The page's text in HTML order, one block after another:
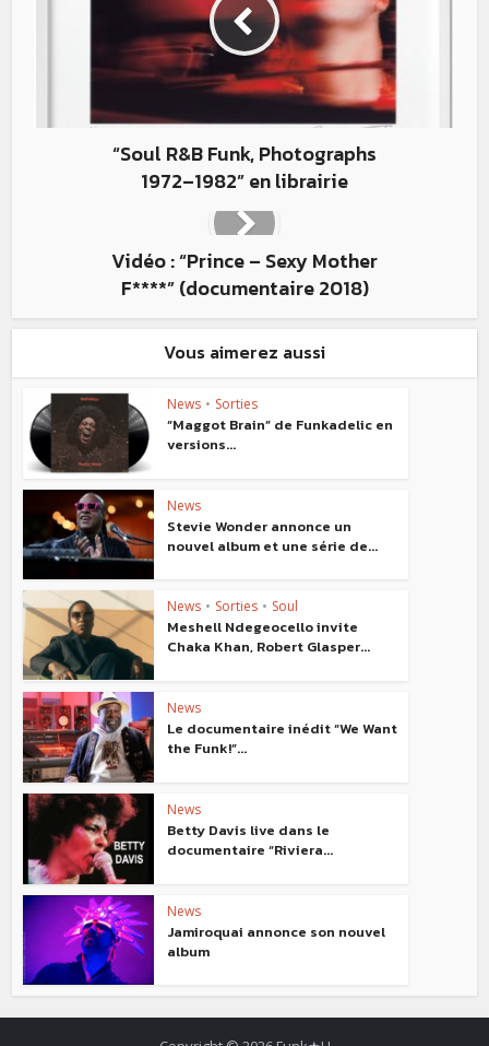
“Soul R&B Funk, Photographs
1972–1982” en librairie
Vidéo : “Prince – Sexy Mother
F****” (documentaire 2018)
Vous aimerez aussi
News • Sorties
“Maggot Brain” de Funkadelic en
versions...
News
Stevie Wonder annonce un
nouvel album et une série de...
News • Sorties • Soul
Meshell Ndegeocello invite
Chaka Khan, Robert Glasper...
News
Le documentaire inédit “We Want
the Funk!”...
News
Betty Davis live dans le
documentaire “Riviera...
News
Jamiroquai annonce son nouvel
album